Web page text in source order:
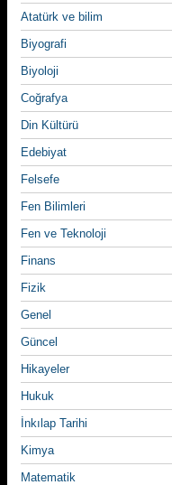
Atatürk ve bilim
Biyografi
Biyoloji
Coğrafya
Din Kültürü
Edebiyat
Felsefe
Fen Bilimleri
Fen ve Teknoloji
Finans
Fizik
Genel
Güncel
Hikayeler
Hukuk
İnkılap Tarihi
Kimya
Matematik